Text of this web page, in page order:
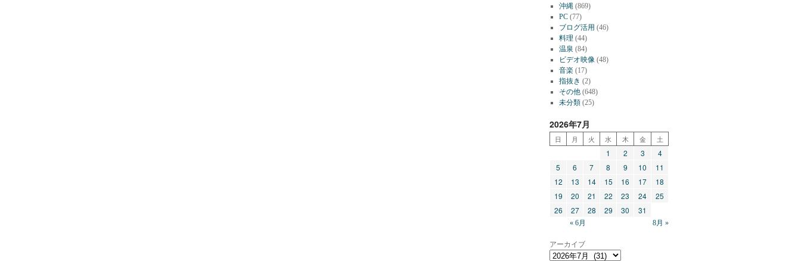
沖縄 (869)
PC(77)
ブログ活用 (46)
料理 (44)
温泉 (84)
ビデオ映像 (48)
音楽(17)
指抜き (2)
その他(648)
未分類(25)
2026年7月
日 月 火 水 木 金 土
1 2 3
4
5
6 7 8 9 10
11
12
13 14 15 16 17
18
19
20 21 22 23 24
25
26
27 28 29 30 31
« 6月 8月 »
アーカイブ